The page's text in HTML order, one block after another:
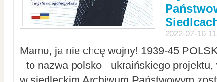
2022-07-16
Mamo, ja nie chcę wojny! 1939-45
- to nazwa polsko - ukraińskiego